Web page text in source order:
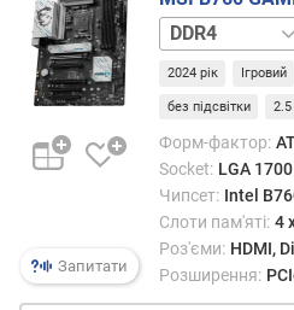
е
н
н
я
д
р
в
а
Запитати
DDR5
2024 рік Ігровий
без підсвітки 2.5
Форм-фактор:
Socket: LGA 1700
Чипсет: Intel
Слоти пам'яті: 4
Роз'єми: HDMI,
Розширення: